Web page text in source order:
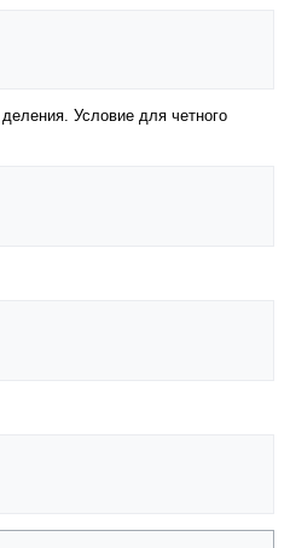
Условие для четного